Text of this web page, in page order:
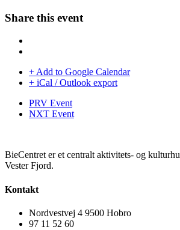
Share this event
+ Add to Google Calendar
+ iCal / Outlook export
PRV Event
NXT Event
BieCentret er et centralt aktivitets- og
Vester Fjord.
Kontakt
Nordvestvej 4 9500 Hobro
97 11 52 60